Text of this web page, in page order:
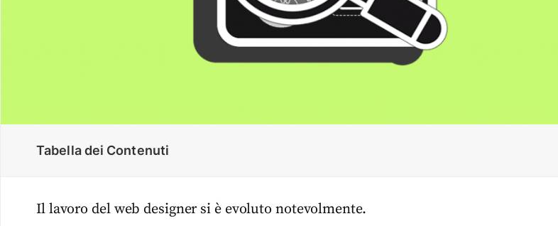
Tabella dei Contenuti
Il lavoro del web designer si è evoluto notevolmente.